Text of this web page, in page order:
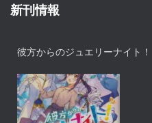
新刊情報
彼方からのジュエリーナイト！